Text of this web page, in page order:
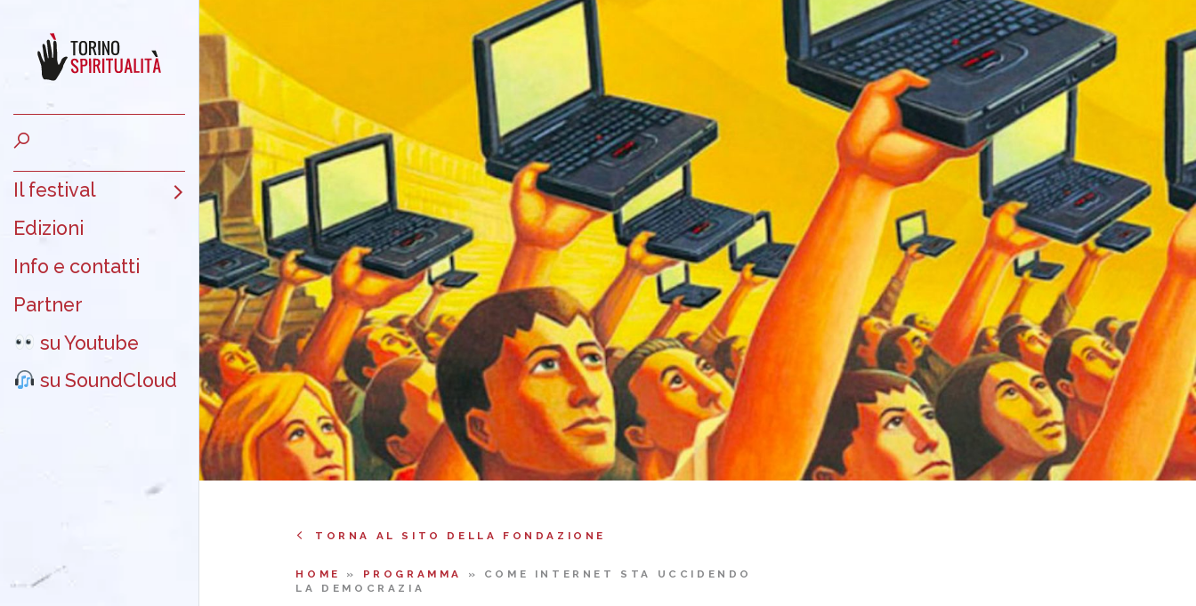
Il festival
Edizioni
Info e contatti
Partner
su Youtube
su SoundCloud
TORNA AL SITO DELLA FONDAZIONE
HOME » PROGRAMMA » COME INTERNET STA UCCIDENDO
LA DEMOCRAZIA